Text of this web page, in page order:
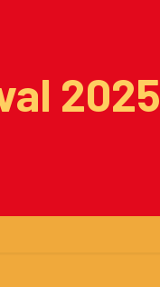
2025